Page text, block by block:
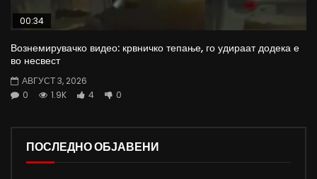
00:34
Вознемирувачко видео: крвничко тепање, го удираат додека е
во несвест
АВГУСТ 3, 2026
0
1.9K 4 0
ПОСЛЕДНО ОБЈАВЕНИ